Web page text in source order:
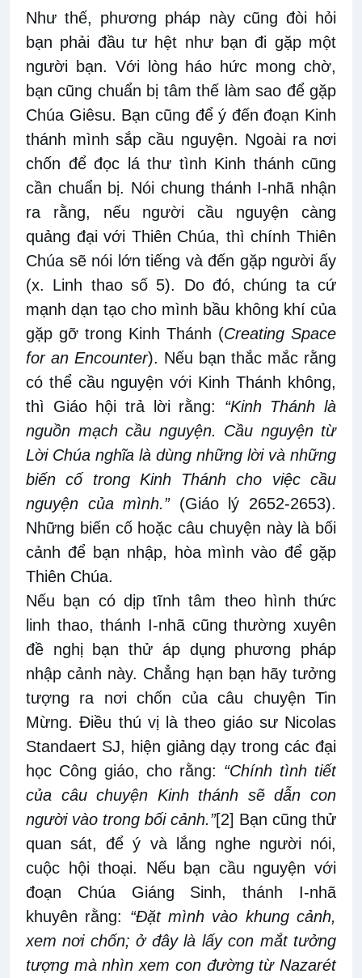
Như thế, phương pháp này cũng đòi hỏi
bạn phải đầu tư hệt như bạn đi gặp một
người bạn. Với lòng háo hức mong chờ,
bạn cũng chuẩn bị tâm thế làm sao để gặp
Chúa Giêsu. Bạn cũng để ý đến đoạn Kinh
thánh mình sắp cầu nguyện. Ngoài ra nơi
chốn để đọc lá thư tình Kinh thánh cũng
cần chuẩn bị. Nói chung thánh I-nhã nhận
ra rằng, nếu người cầu nguyện càng
quảng đại với Thiên Chúa, thì chính Thiên
Chúa sẽ nói lớn tiếng và đến gặp người ấy
(x. Linh thao số 5). Do đó, chúng ta cứ
mạnh dạn tạo cho mình bầu không khí của
gặp gỡ trong Kinh Thánh (Creating Space
for an Encounter). Nếu bạn thắc mắc rằng
có thể cầu nguyện với Kinh Thánh không,
thì Giáo hội trả lời rằng: “Kinh Thánh là
nguồn mạch cầu nguyện. Cầu nguyện từ
Lời Chúa nghĩa là dùng những lời và những
biến cố trong Kinh Thánh cho việc cầu
nguyện của mình.”(Giáo lý 2652-2653).
Những biến cố hoặc câu chuyện này là bối
cảnh để bạn nhập, hòa mình vào để gặp
Thiên Chúa.
Nếu bạn có dịp tĩnh tâm theo hình thức
linh thao, thánh I-nhã cũng thường xuyên
đề nghị bạn thử áp dụng phương pháp
nhập cảnh này. Chẳng hạn bạn hãy tưởng
tượng ra nơi chốn của câu chuyện Tin
Mừng. Điều thú vị là theo giáo sư Nicolas
Standaert SJ, hiện giảng dạy trong các đại
học Công giáo, cho rằng: “Chính tình tiết
của câu chuyện Kinh thánh sẽ dẫn con
người vào trong bối cảnh.”[2] Bạn cũng thử
quan sát, để ý và lắng nghe người nói,
cuộc hội thoại. Nếu bạn cầu nguyện với
đoạn Chúa Giáng Sinh, thánh I-nhã
khuyên rằng: “Ðặt mình vào khung cảnh,
xem nơi chốn; ở đây là lấy con mắt tưởng
tượng mà nhìn xem con đường từ Nazarét